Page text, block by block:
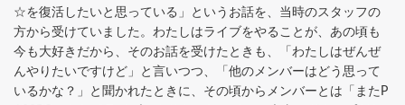
☆を復活したいと思っている」というお話を、当時のスタッフの
方から受けていました。わたしはライブをやることが、あの頃も
今も大好きだから、そのお話を受けたときも、「わたしはぜんぜ
んやりたいですけど」と言いつつ、「他のメンバーはどう思って
いるかな？」と聞かれたときに、その頃からメンバーとは「またP